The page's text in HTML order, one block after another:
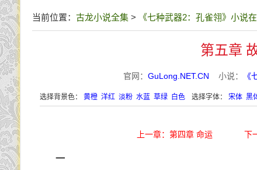
当前位置： 古龙小说全集 > 《七种武器2：孔雀翎》小说
第五章
官网： GuLong.NET.CN 小说： 《
选择背景色： 黄橙 洋红 淡粉 水蓝 草绿 白色 选择字体： 宋体 黑
上一章：第四章 命运 下
一